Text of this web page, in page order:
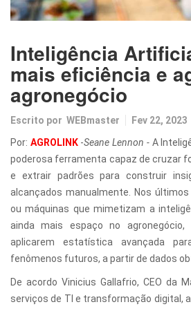
Inteligência
mais eficiência e
agronegócio
Escrito por WEBmaster Fev 22, 2023
Por: AGROLINK-Seane Lennon - A
poderosa ferramenta capaz de cruzar
e extrair padrões para construir
alcançados manualmente. Nos
ou máquinas que mimetizam a
ainda mais espaço no agronegócio,
aplicarem estatística avançada
fenômenos futuros, a partir de dados
De acordo Vinicius Gallafrio, CEO da
serviços de TI e transformação digital,